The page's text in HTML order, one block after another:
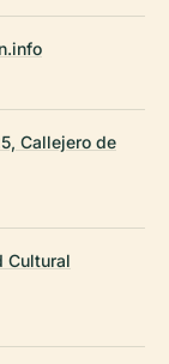
Callejero de
Cultural